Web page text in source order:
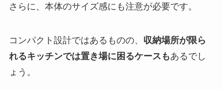
さらに、本体のサイズ感にも注意が必要です。
コンパクト設計ではあるものの、 収納場所が限ら
れるキッチンでは置き場に困るケースもあるでし
ょう。